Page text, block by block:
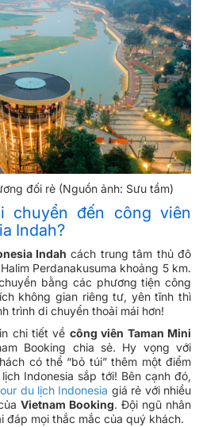
đối rẻ (Nguồn ảnh: Sưu tầm)
chuyển đến công viên
Indah?
Indah cách trung tâm thủ đô
Perdanakusuma khoảng 5 km.
bằng các phương tiện công
không gian riêng tư, yên tĩnh thì
trình di chuyển thoải mái hơn!
chi tiết về công viên Taman Mini
Booking chia sẻ. Hy vọng với
có thể “bỏ túi” thêm một điểm
Indonesia sắp tới! Bên cạnh đó,
du lịch Indonesia giá rẻ với nhiều
Vietnam Booking. Đội ngũ nhân
đáp mọi thắc mắc của quý khách.